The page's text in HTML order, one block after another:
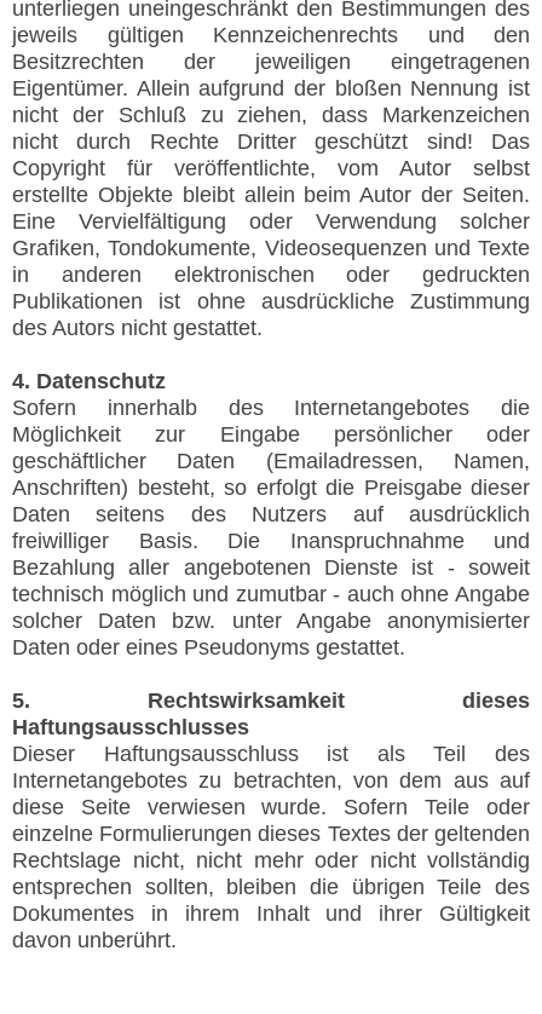
unterliegen uneingeschränkt den Bestimmungen des
jeweils gültigen Kennzeichenrechts und den
Besitzrechten der jeweiligen eingetragenen
Eigentümer. Allein aufgrund der bloßen Nennung ist
nicht der Schluß zu ziehen, dass Markenzeichen
nicht durch Rechte Dritter geschützt sind! Das
Copyright für veröffentlichte, vom Autor selbst
erstellte Objekte bleibt allein beim Autor der Seiten.
Eine Vervielfältigung oder Verwendung solcher
Grafiken, Tondokumente, Videosequenzen und Texte
in anderen elektronischen oder gedruckten
Publikationen ist ohne ausdrückliche Zustimmung
des Autors nicht gestattet.
4. Datenschutz
Sofern innerhalb des Internetangebotes die
Möglichkeit zur Eingabe persönlicher oder
geschäftlicher Daten (Emailadressen, Namen,
Anschriften) besteht, so erfolgt die Preisgabe dieser
Daten seitens des Nutzers auf ausdrücklich
freiwilliger Basis. Die Inanspruchnahme und
Bezahlung aller angebotenen Dienste ist - soweit
technisch möglich und zumutbar - auch ohne Angabe
solcher Daten bzw. unter Angabe anonymisierter
Daten oder eines Pseudonyms gestattet.
5. Rechtswirksamkeit dieses
Haftungsausschlusses
Dieser Haftungsausschluss ist als Teil des
Internetangebotes zu betrachten, von dem aus auf
diese Seite verwiesen wurde. Sofern Teile oder
einzelne Formulierungen dieses Textes der geltenden
Rechtslage nicht, nicht mehr oder nicht vollständig
entsprechen sollten, bleiben die übrigen Teile des
Dokumentes in ihrem Inhalt und ihrer Gültigkeit
davon unberührt.